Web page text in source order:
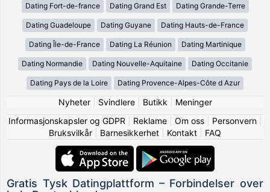
Dating Fort-de-france Dating Grand Est Dating Grande-Terre
Dating Guadeloupe Dating Guyane Dating Hauts-de-France
Dating Île-de-France Dating La Réunion Dating Martinique
Dating Normandie Dating Nouvelle-Aquitaine Dating Occitanie
Dating Pays de la Loire Dating Provence-Alpes-Côte d Azur
Nyheter| Svindlere| Butikk
Meninger
Informasjonskapsler og GDPR
Reklame| Om oss| Personvern|
Bruksvilkår
Barnesikkerhet Kontakt FAQ
Gratis Tysk Datingplattform – Forbindelser over